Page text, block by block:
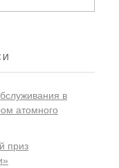
в
атомного
приз